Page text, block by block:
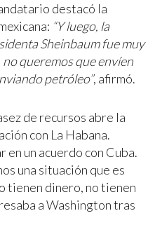
destacó la
“Y luego, la
Sheinbaum fue muy
no queremos que envíen
petróleo”, afirmó.
de recursos abre la
con La Habana.
en un acuerdo con Cuba.
una situación que es
tienen dinero, no tienen
a Washington tras